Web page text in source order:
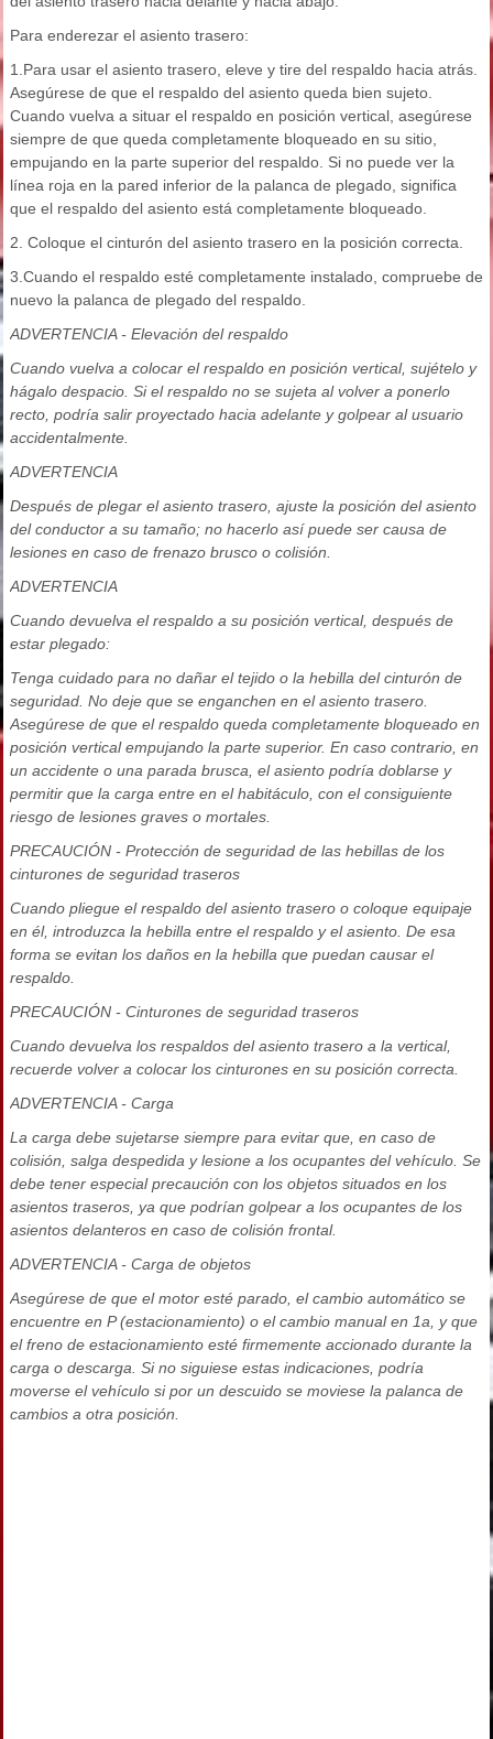
Para enderezar el asiento trasero:
1.Para usar el asiento trasero, eleve y tire del respaldo hacia atrás.
Asegúrese de que el respaldo del asiento queda bien sujeto.
Cuando vuelva a situar el respaldo en posición vertical, asegúrese
siempre de que queda completamente bloqueado en su sitio,
empujando en la parte superior del respaldo. Si no puede ver la
línea roja en la pared inferior de la palanca de plegado, significa
que el respaldo del asiento está completamente bloqueado.
2. Coloque el cinturón del asiento trasero en la posición correcta.
3.Cuando el respaldo esté completamente instalado, compruebe de
nuevo la palanca de plegado del respaldo.
ADVERTENCIA - Elevación del respaldo
Cuando vuelva a colocar el respaldo en posición vertical, sujételo y
hágalo despacio. Si el respaldo no se sujeta al volver a ponerlo
recto, podría salir proyectado hacia adelante y golpear al usuario
accidentalmente.
ADVERTENCIA
Después de plegar el asiento trasero, ajuste la posición del asiento
del conductor a su tamaño; no hacerlo así puede ser causa de
lesiones en caso de frenazo brusco o colisión.
ADVERTENCIA
Cuando devuelva el respaldo a su posición vertical, después de
estar plegado:
Tenga cuidado para no dañar el tejido o la hebilla del cinturón de
seguridad. No deje que se enganchen en el asiento trasero.
Asegúrese de que el respaldo queda completamente bloqueado en
posición vertical empujando la parte superior. En caso contrario, en
un accidente o una parada brusca, el asiento podría doblarse y
permitir que la carga entre en el habitáculo, con el consiguiente
riesgo de lesiones graves o mortales.
PRECAUCIÓN - Protección de seguridad de las hebillas de los
cinturones de seguridad traseros
Cuando pliegue el respaldo del asiento trasero o coloque equipaje
en él, introduzca la hebilla entre el respaldo y el asiento. De esa
forma se evitan los daños en la hebilla que puedan causar el
respaldo.
PRECAUCIÓN - Cinturones de seguridad traseros
Cuando devuelva los respaldos del asiento trasero a la vertical,
recuerde volver a colocar los cinturones en su posición correcta.
ADVERTENCIA - Carga
La carga debe sujetarse siempre para evitar que, en caso de
colisión, salga despedida y lesione a los ocupantes del vehículo. Se
debe tener especial precaución con los objetos situados en los
asientos traseros, ya que podrían golpear a los ocupantes de los
asientos delanteros en caso de colisión frontal.
ADVERTENCIA - Carga de objetos
Asegúrese de que el motor esté parado, el cambio automático se
encuentre en P (estacionamiento) o el cambio manual en 1a, y que
el freno de estacionamiento esté firmemente accionado durante la
carga o descarga. Si no siguiese estas indicaciones, podría
moverse el vehículo si por un descuido se moviese la palanca de
cambios a otra posición.